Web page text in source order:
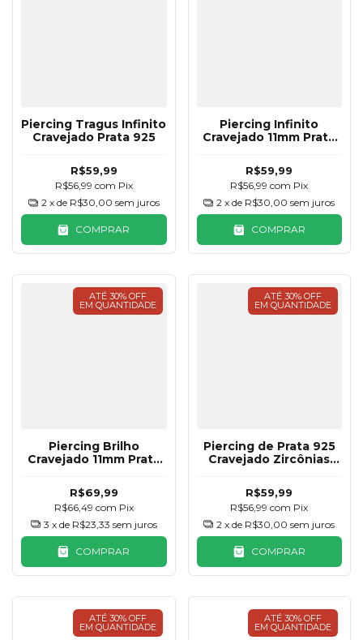
Piercing Tragus Infinito
Cravejado Prata 925
R$59,99
R$56,99 com Pix
2 x de R$30,00 sem juros
COMPRAR
Piercing Infinito
Cravejado 11mm Prata
R$59,99
R$56,99com Pix
2 x de R$30,00 sem juros
COMPRAR
ATÉ 30% OFF
EM QUANTIDADE
Piercing Brilho
Cravejado 11mm Prata
R$69,99
R$66,49 com Pix
3 x de R$23,33 sem juros
COMPRAR
ATÉ 30% OFF
EM QUANTIDADE
Piercing de Prata 925
Cravejado Zircônias
R$59,99
R$56,99com Pix
2 x de R$30,00 sem juros
COMPRAR
ATÉ 30% OFF
EM QUANTIDADE
ATÉ 30% OFF
EM QUANTIDADE